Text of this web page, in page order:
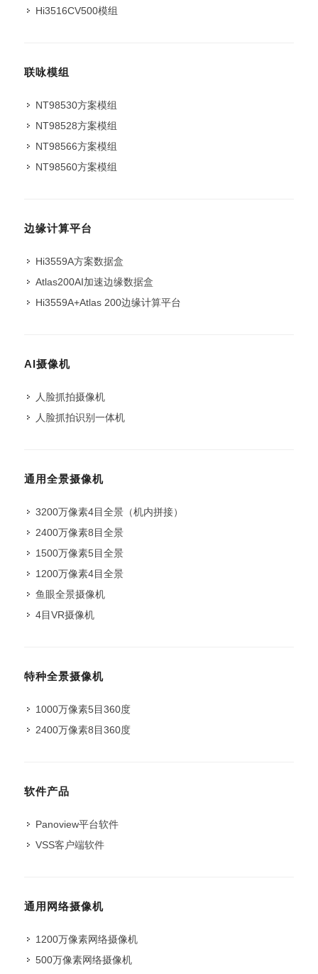
Hi3516CV500模组
联咏模组
NT98530方案模组
NT98528方案模组
NT98566方案模组
NT98560方案模组
边缘计算平台
Hi3559A方案数据盒
Atlas200AI加速边缘数据盒
Hi3559A+Atlas 200边缘计算平台
AI摄像机
人脸抓拍摄像机
人脸抓拍识别一体机
通用全景摄像机
3200万像素4目全景（机内拼接）
2400万像素8目全景
1500万像素5目全景
1200万像素4目全景
鱼眼全景摄像机
4目VR摄像机
特种全景摄像机
1000万像素5目360度
2400万像素8目360度
软件产品
Panoview平台软件
VSS客户端软件
通用网络摄像机
1200万像素网络摄像机
500万像素网络摄像机